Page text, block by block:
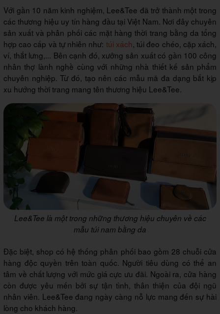
Với gần 10 năm kinh nghiệm, Lee&Tee đã trở thành một trong
các thương hiệu uy tín hàng đầu tại Việt Nam. Nơi đây chuyên
sản xuất và phân phối các mặt hàng thời trang bằng da tổng
hợp cao cấp và tự nhiên như: túi xách, túi đeo chéo, cặp xách,
ví, thắt lưng,... Bên cạnh đó, xưởng sản xuất có gần 100 công
nhân thợ lành nghề cùng với những nhà thiết kế sản phẩm
chuyên nghiệp. Từ đó, tạo nên các mẫu mã đa dạng bắt kịp
xu hướng thời trang mang tên thương hiệu Lee&Tee.
Lee&Tee là một trong những thương hiệu chuyên về các
mẫu túi nam bằng da
Đặc biệt, shop có hệ thống phân phối bao gồm 28 chuỗi cửa
hàng độc quyền trên toàn quốc. Người tiêu dùng có thể an
tâm về chất lượng với mức giá cực ưu đãi. Ngoài ra, cửa hàng
còn được yêu mến bởi sự tận tình, thân thiện của đội ngũ
nhân viên. Lee&Tee đang ngày càng nỗ lực mang đến sự hài
lòng cho khách hàng.